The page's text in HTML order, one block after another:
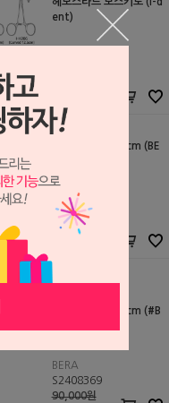
ent)
니들 홀더 TC 16cm (BE
BERA
S2408367
90,000원
니들 홀더 TC 14cm (#B
BERA
S2408369
90,000원